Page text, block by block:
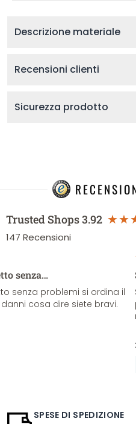
Descrizione materiale
Recensioni clienti
Sicurezza prodotto
Trusted Shops3.92
147 Recensioni
senza…
senza problemi si ordina il
cosa dire siete bravi.
SPESE DI SPEDIZIONE